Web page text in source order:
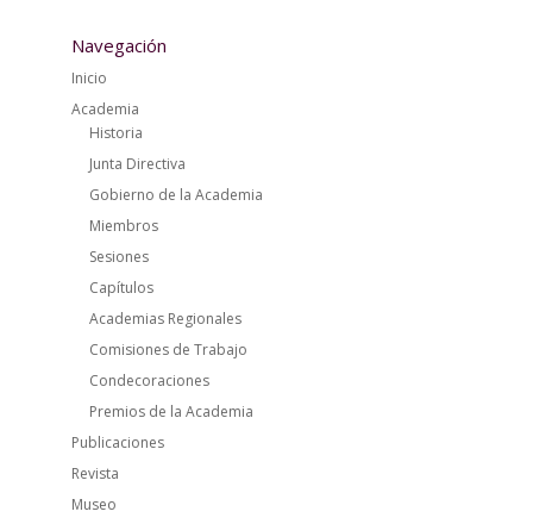
Navegación
Inicio
Academia
Historia
Junta Directiva
Gobierno de la Academia
Miembros
Sesiones
Capítulos
Academias Regionales
Comisiones de Trabajo
Condecoraciones
Premios de la Academia
Publicaciones
Revista
Museo